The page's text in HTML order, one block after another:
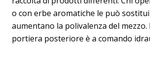
o con erbe aromatiche le può
aumentano la polivalenza del mezzo.
portiera posteriore è a comando